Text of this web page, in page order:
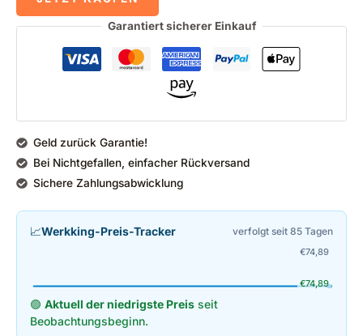
Garantiert sicherer Einkauf
Geld zurück Garantie!
Bei Nichtgefallen, einfacher Rückversand
Sichere Zahlungsabwicklung
📈Werkking-Preis-Tracker verfolgt seit 85 Tagen
€74,89
€74,89
🟢 Aktuell der niedrigste Preis seit
Beobachtungsbeginn.